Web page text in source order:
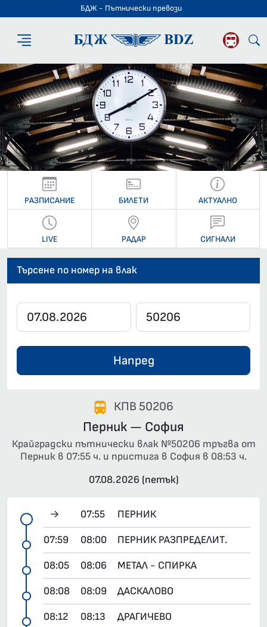
БДЖ - Пътнически превози
БДЖ -
РАЗПИСАНИЕ БИЛЕТИ АКТУАЛНО
LIVE РАДАР СИГНАЛИ
Търсене по номер на влак
Напред
КПВ 50206
Перник — София
Крайградски пътнически влак №50206 тръгва от
Перник в 07:55 ч. и пристига в София в 08:53 ч.
07.08.2026 (петък)
→ 07:55 ПЕРНИК
07:59 08:00 ПЕРНИК РАЗПРЕДЕЛИТ.
08:05 08:06 МЕТАЛ - СПИРКА
08:08 08:09 ДАСКАЛОВО
08:12 08:13 ДРАГИЧЕВО